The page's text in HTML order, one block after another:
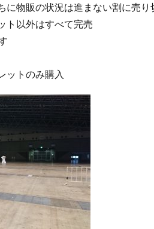
に物販の状況は進まない割に売り
ト以外はすべて完売
ットのみ購入